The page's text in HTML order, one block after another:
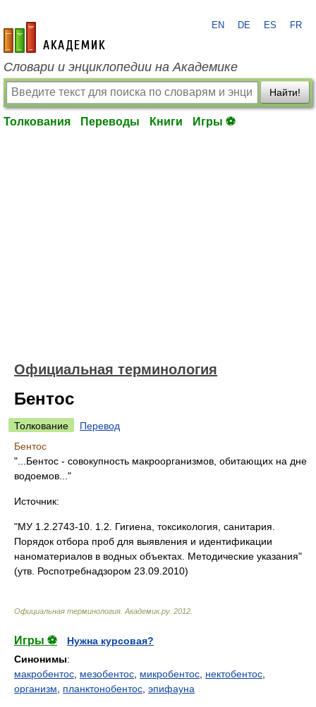
academic.ru
EN DE ES FR
Словари и энциклопедии на Академике
Найти!
Толкования Переводы Книги Игры ⚽
Официальная терминология
Бентос
Толкование
Перевод
Бентос
"...Бентос - совокупность макроорганизмов, обитающих на дне
водоемов..."
Источник:
"МУ 1.2.2743-10. 1.2. Гигиена, токсикология, санитария.
Порядок отбора проб для выявления и идентификации
наноматериалов в водных объектах. Методические указания"
(утв. Роспотребнадзором 23.09.2010)
Официальная терминология Академик.ру. 2012
Игры ⚽
Нужна курсовая?
Синонимы:
макробентос мезобентос микробентос нектобентос
организм
планктонобентос эпифауна